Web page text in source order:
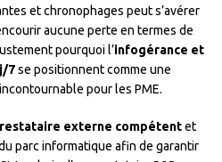
et chronophages peut s’avérer
aucune perte en termes de
pourquoi l’infogérance et
7se positionnent comme une
pour les PME.
externe compétentet
parc informatique afin de garantir